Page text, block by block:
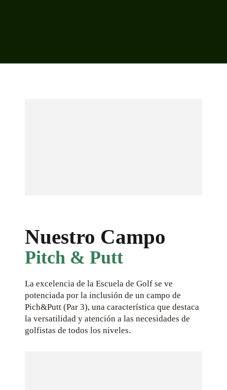
Nuestro Campo
Pitch & Putt
La excelencia de la Escuela de Golf se ve
potenciada por la inclusión de un campo de
Pich&Putt (Par 3), una característica que destaca
la versatilidad y atención a las necesidades de
golfistas de todos los niveles.